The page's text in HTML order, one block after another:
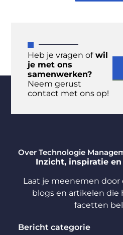
Heb je vragen ofwil
je met ons
samenwerken?
Neem gerust
contact met ons op!
Over Technologie
Inzicht, inspiratie
Laat je meenemen door
blogs en artikelen die
facetten
Bericht categorie